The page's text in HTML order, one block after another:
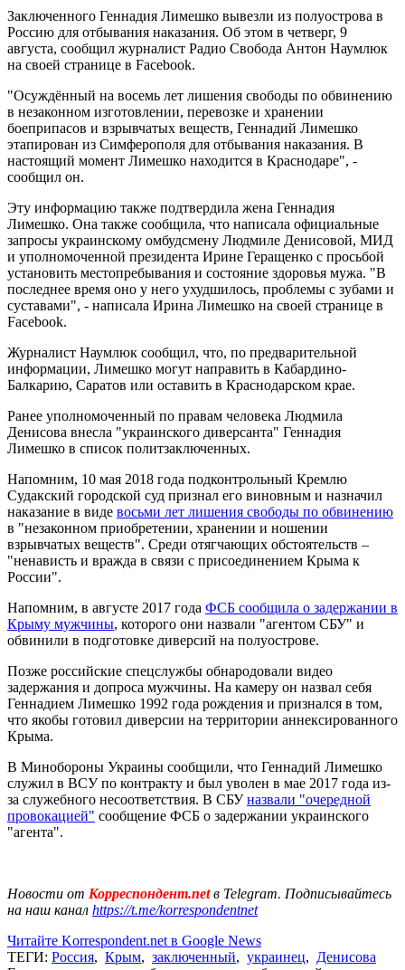
Заключенного Геннадия Лимешко вывезли из полуострова в
Россию для отбывания наказания. Об этом в четверг, 9
августа, сообщил журналист Радио Свобода Антон Наумлюк
на своей странице в Facebook.
"Осуждённый на восемь лет лишения свободы по обвинению
в незаконном изготовлении, перевозке и хранении
боеприпасов и взрывчатых веществ, Геннадий Лимешко
этапирован из Симферополя для отбывания наказания. В
настоящий момент Лимешко находится в Краснодаре", -
сообщил он.
Эту информацию также подтвердила жена Геннадия
Лимешко. Она также сообщила, что написала официальные
запросы украинскому омбудсмену Людмиле Денисовой, МИД
и уполномоченной президента Ирине Геращенко с просьбой
установить местопребывания и состояние здоровья мужа. "В
последнее время оно у него ухудшилось, проблемы с зубами и
суставами", - написала Ирина Лимешко на своей странице в
Facebook.
Журналист Наумлюк сообщил, что, по предварительной
информации, Лимешко могут направить в Кабардино-
Балкарию, Саратов или оставить в Краснодарском крае.
Ранее уполномоченный по правам человека Людмила
Денисова внесла "украинского диверсанта" Геннадия
Лимешко в список политзаключенных.
Напомним, 10 мая 2018 года подконтрольный Кремлю
Судакский городской суд признал его виновным и назначил
наказание в виде восьми лет лишения свободы по обвинению
в "незаконном приобретении, хранении и ношении
взрывчатых веществ". Среди отягчающих обстоятельств –
"ненависть и вражда в связи с присоединением Крыма к
России".
Напомним, в августе 2017 года ФСБ сообщила о задержании в
Крыму мужчины, которого они назвали "агентом СБУ" и
обвинили в подготовке диверсий на полуострове.
Позже российские спецслужбы обнародовали видео
задержания и допроса мужчины. На камеру он назвал себя
Геннадием Лимешко 1992 года рождения и признался в том,
что якобы готовил диверсии на территории аннексированного
Крыма.
В Минобороны Украины сообщили, что Геннадий Лимешко
служил в ВСУ по контракту и был уволен в мае 2017 года из-
за служебного несоответствия. В СБУназвали "очередной
провокацией" сообщение ФСБ о задержании украинского
"агента".
Новости от Корреспондент.netв Telegram. Подписывайтесь
на наш канал https://t.me/korrespondentnet
Читайте Korrespondent.net в Google News
ТЕГИ: Россия, Крым, заключенный, украинец, Денисова